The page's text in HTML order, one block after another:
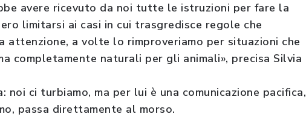
avere ricevuto da noi tutte le istruzioni per fare la
limitarsi ai casi in cui trasgredisce regole che
attenzione, a volte lo rimproveriamo per situazioni che
completamente naturali per gli animali», precisa Silvia
noi ci turbiamo, ma per lui è una comunicazione pacifica,
passa direttamente al morso.